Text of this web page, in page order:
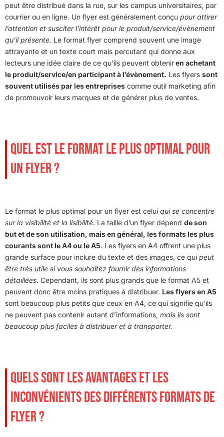
peut être distribué dans la rue, sur les campus universitaires, par
courrier ou en ligne. Un flyer est généralement conçu pour attirer
l’attention et susciter l’intérêt pour le produit/service/évènement
qu’il présente. Le format flyer comprend souvent une image
attrayante et un texte court mais percutant qui donne aux
lecteurs une idée claire de ce qu’ils peuvent obteniren achetant
le produit/service/en participant à l’évènement. Les flyers sont
souvent utilisés par les entreprises comme outil marketing afin
de promouvoir leurs marques et de générer plus de ventes.
QUEL EST LE FORMAT LE PLUS OPTIMAL POUR
UN FLYER ?
Le format le plus optimal pour un flyer est celui qui se concentre
sur la visibilité et la lisibilité. La taille d’un flyer dépend de son
but et de son utilisation, mais en général, les formats les plus
courants sont le A4 ou le A5. Les flyers en A4 offrent une plus
grande surface pour inclure du texte et des images, ce qui peut
être très utile si vous souhaitez fournir des informations
détaillées. Cependant, ils sont plus grands que le format A5 et
peuvent donc être moins pratiques à distribuer. Les flyers en A5
sont beaucoup plus petits que ceux en A4, ce qui signifie qu’ils
ne peuvent pas contenir autant d’informations, mais ils sont
beaucoup plus faciles à distribuer et à transporter.
QUELS SONT LES AVANTAGES ET LES
INCONVÉNIENTS DES DIFFÉRENTS FORMATS DE
FLYER ?